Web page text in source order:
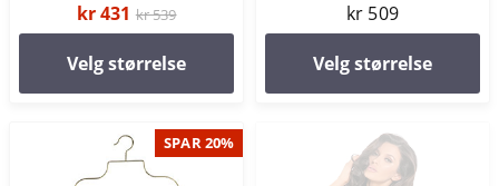
kr 431 kr 539
Velg størrelse
kr 509
Velg størrelse
SPAR 20%